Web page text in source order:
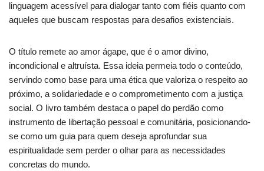
linguagem acessível para dialogar tanto com fiéis quanto com
aqueles que buscam respostas para desafios existenciais.
O título remete ao amor ágape, que é o amor divino,
incondicional e altruísta. Essa ideia permeia todo o conteúdo,
servindo como base para uma ética que valoriza o respeito ao
próximo, a solidariedade e o comprometimento com a justiça
social. O livro também destaca o papel do perdão como
instrumento de libertação pessoal e comunitária, posicionando-
se como um guia para quem deseja aprofundar sua
espiritualidade sem perder o olhar para as necessidades
concretas do mundo.